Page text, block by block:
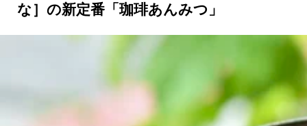
な］の新定番「珈琲あんみつ」